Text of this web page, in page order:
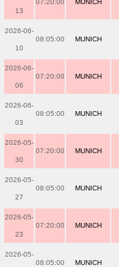
13
07:20:00 MUNICH
2026-06-
10
08:05:00 MUNICH
2026-06-
06
07:20:00 MUNICH
2026-06-
03
08:05:00 MUNICH
2026-05-
30
07:20:00 MUNICH
2026-05-
27
08:05:00 MUNICH
2026-05-
23
07:20:00 MUNICH
2026-05-
08:05:00 MUNICH